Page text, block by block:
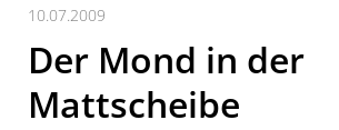
10.07.2009
Der Mond in der
Mattscheibe